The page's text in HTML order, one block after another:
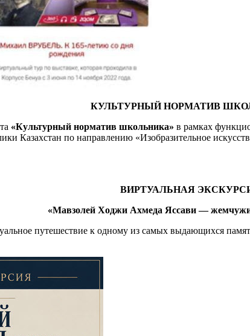
КУЛЬТУРНЫЙ НОРМАТИВ
«Культурный норматив школьника» в рамках
Казахстан по направлению «Изобразительное
ВИРТУАЛЬНАЯ
«Мавзолей Ходжи Ахмеда Яссави —
путешествие к одному из самых выдающихся